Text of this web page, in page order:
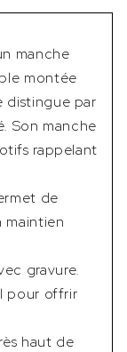
manche
montée
distingue par
Son manche
rappelant
de
maintien
gravure.
pour offrir
haut de